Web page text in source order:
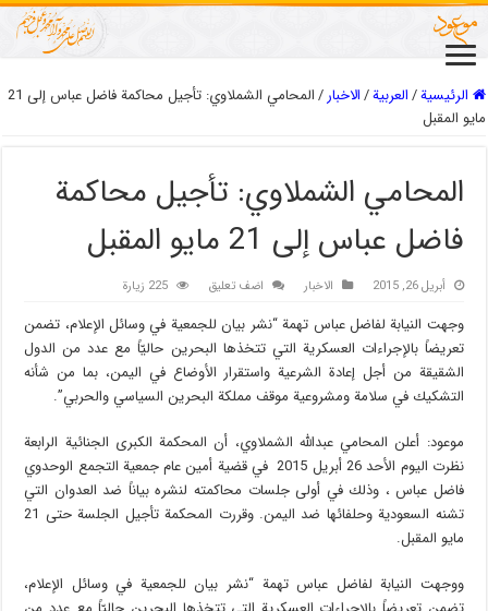
الرئيسية/العربیة/الاخبار/
المحامي الشملاوي: تأجيل محاكمة فاضل عباس إلى 21
مايو المقبل
المحامي الشملاوي: تأجيل محاكمة
فاضل عباس إلى 21 مايو المقبل
أبريل 26, 2015 الاخبار اضف تعليق 225 زيارة
وجهت النيابة لفاضل عباس تهمة “نشر بيان للجمعية في وسائل الإعلام، تضمن
تعريضاً بالإجراءات العسكرية التي تتخذها البحرين حاليّاً مع عدد من الدول
الشقيقة من أجل إعادة الشرعية واستقرار الأوضاع في اليمن، بما من شأنه
التشكيك في سلامة ومشروعية موقف مملكة البحرين السياسي والحربي”.
موعود: أعلن المحامي عبدالله الشملاوي، أن المحكمة الكبرى الجنائية الرابعة
نظرت اليوم الأحد 26 أبريل 2015 في قضية أمين عام جمعية التجمع الوحدوي
فاضل عباس ، وذلك في أولى جلسات محاكمته لنشره بياناً ضد العدوان التي
تشنه السعودية وحلفائها ضد اليمن. وقررت المحكمة تأجيل الجلسة حتى 21
مايو المقبل.
ووجهت النيابة لفاضل عباس تهمة “نشر بيان للجمعية في وسائل الإعلام،